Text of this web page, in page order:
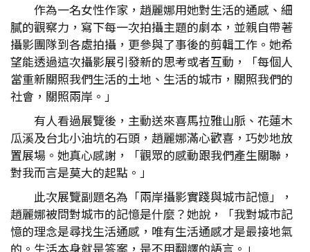
作為一名女性作家，趙麗娜用她對生活的通感、細
膩的觀察力，寫下每一次拍攝主題的劇本，並親自帶著
攝影團隊到各處拍攝，更參與了事後的剪輯工作。她希
望能透過這次攝影展引發新的思考或者互動，「每個人
當重新關照我們生活的土地、生活的城市，關照我們的
社會，關照兩岸。」
有人看過展覽後，主動送來喜馬拉雅山脈、花蓮木
瓜溪及台北小油坑的石頭，趙麗娜滿心歡喜，巧妙地放
置展場。她真心感謝，「觀眾的感動跟我們產生關聯，
對我而言是莫大的起點。」
此次展覽副題名為「兩岸攝影實踐與城市記憶」，
趙麗娜被問對城市的記憶是什麼？她說，「我對城市記
憶的理念是尋找生活通感，唯有生活通感才是最接地氣
的。生活本身就是答案，是不用翻譯的語言。」